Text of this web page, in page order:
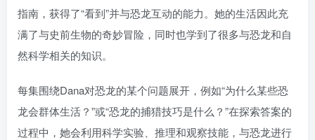
指南，获得了“看到”并与恐龙互动的能力。她的生活因此充
满了与史前生物的奇妙冒险，同时也学到了很多与恐龙和自
然科学相关的知识。
每集围绕Dana对恐龙的某个问题展开，例如“为什么某些恐
龙会群体生活？”或“恐龙的捕猎技巧是什么？”在探索答案的
过程中，她会利用科学实验、推理和观察技能，与恐龙进行